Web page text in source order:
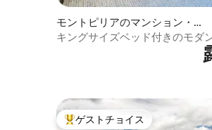
モントピリアのマンション・ア
パート
キングサイズベッド付きのモダ
大好評のゲストチョイスです。
ゲストチョイス